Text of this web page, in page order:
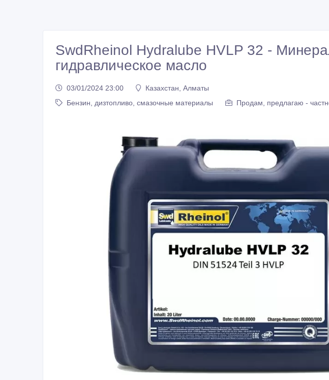
SwdRheinol Hydralube HVLP 32 -
гидравлическое масло
03/01/2024 23:00
Казахстан, Алматы
Бензин, дизтопливо, смазочные материалы
Продам, предлагаю -